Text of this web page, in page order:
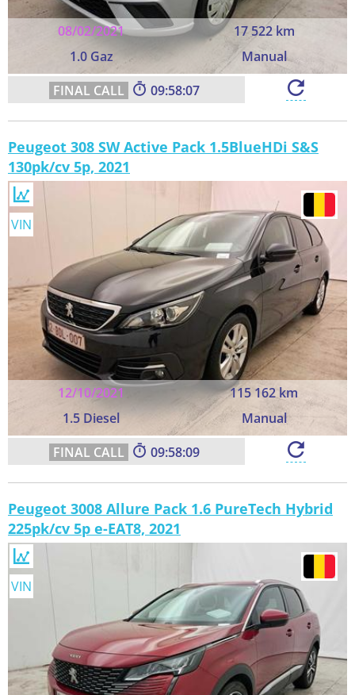
08/02/2021
17 522 km
1.0 Gaz
Manual
09:58:06
Peugeot 308 SW Active Pack 1.5BlueHDi S&S
130pk/cv 5p, 2021
12/10/2021
115 162 km
1.5 Diesel
Manual
VIN
09:58:08
Peugeot 3008 Allure Pack 1.6 PureTech Hybrid
225pk/cv 5p e-EAT8, 2021
VIN